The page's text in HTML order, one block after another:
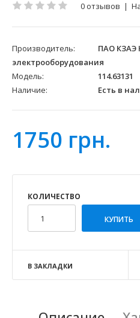
0 отзывов |
Производитель:
ПАО КЗАЭ
электрооборудования
Модель:
114.63131
Наличие:
Есть в
1750 грн.
КОЛИЧЕСТВО
В ЗАКЛАДКИ